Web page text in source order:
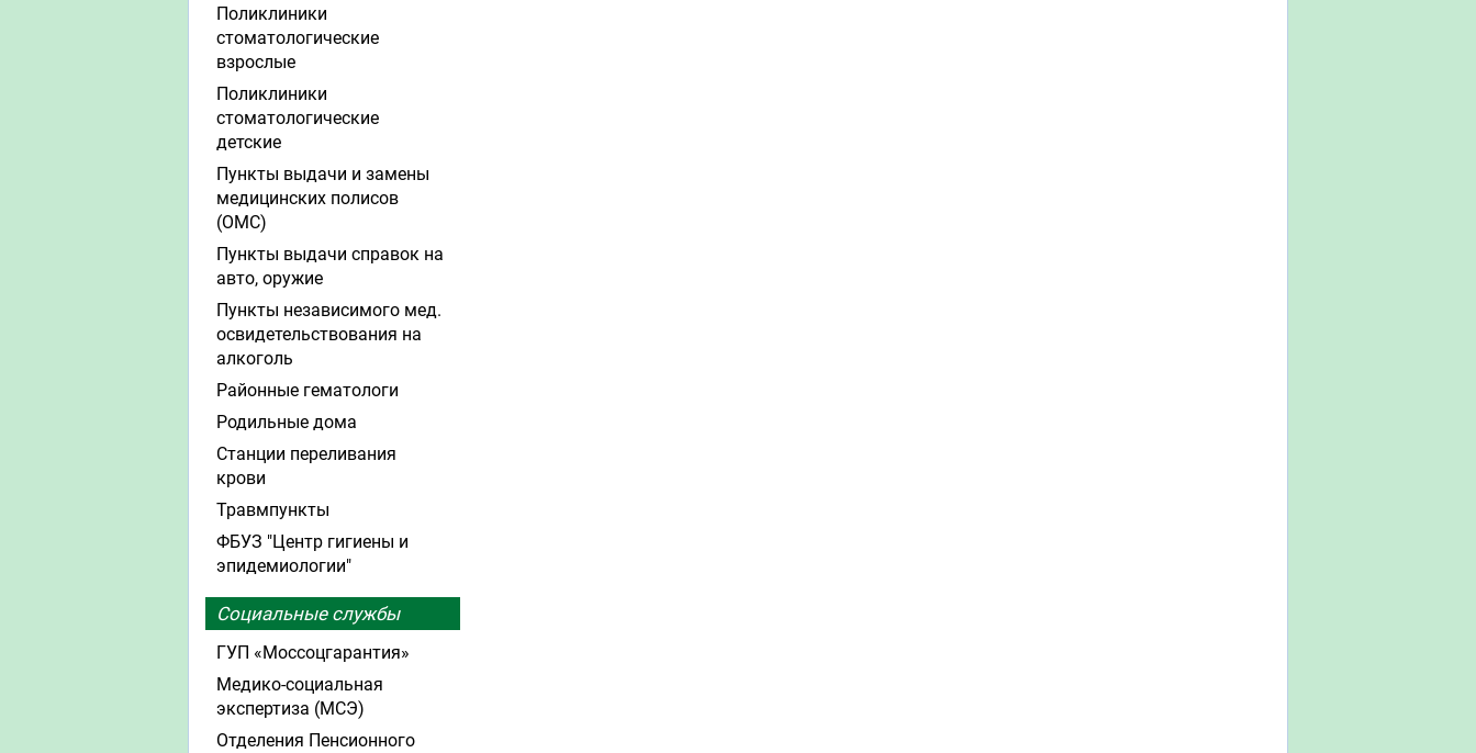
Поликлиники
стоматологические
взрослые
Поликлиники
стоматологические
детские
Пункты выдачи и замены
медицинских полисов
(ОМС)
Пункты выдачи справок на
авто, оружие
Пункты независимого мед.
освидетельствования на
алкоголь
Районные гематологи
Родильные дома
Станции переливания
крови
Травмпункты
ФБУЗ "Центр гигиены и
эпидемиологии"
Социальные службы
ГУП «Моссоцгарантия»
Медико-социальная
экспертиза (МСЭ)
Отделения Пенсионного